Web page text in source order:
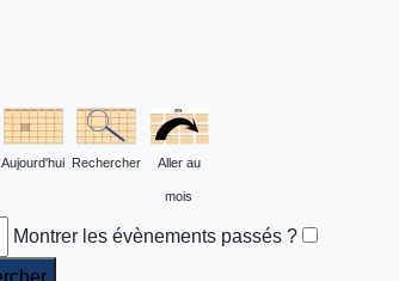
Aujourd'hui Rechercher Aller au
mois
Montrer les évènements passés ?